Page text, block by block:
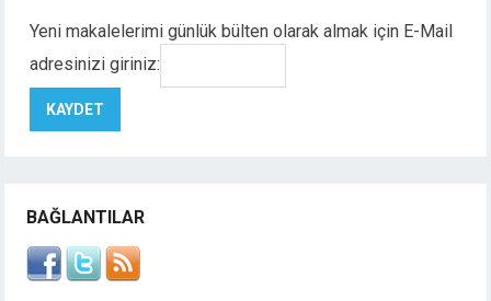
Yeni makalelerimi günlük bülten olarak almak için E-Mail
adresinizi giriniz:
BAĞLANTILAR